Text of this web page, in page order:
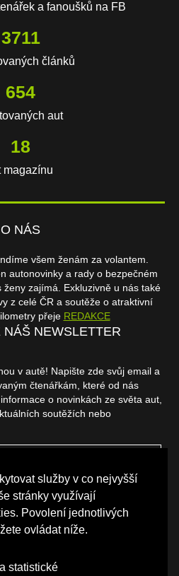
služby v co nejvyšší
stránky využívají
Povolení jednotlivých
ovládat níže.
statistické
a fanoušků na FB
3711
článků
654
aut
18
magazínu
O NÁS
všem ženám za volantem.
autonovinky a rady o bezpečném
zajímá. Exkluzivně u nás také
z celé ČR a soutěže o atraktivní
přeje REDAKCE
NEWSLETTER
v autě! Napište zde svůj email a
čtenářkám, které od nás
o novinkách ze světa aut,
soutěžích nebo
PARTNEŘI